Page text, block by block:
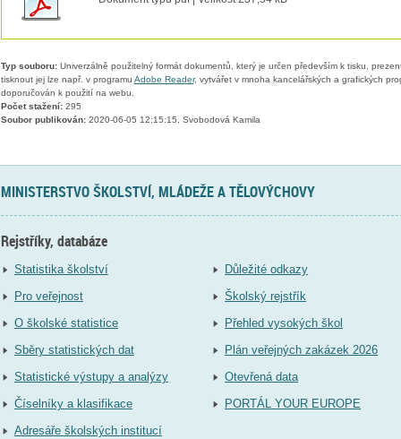
Typ souboru:Univerzálně použitelný formát dokumentů, který je určen především k tisku,
tisknout jej lze např. v programu Adobe Reader, vytvářet v mnoha kancelářských a grafických
doporučován k použití na webu.
Počet stažení:295
Soubor publikován:2020-06-05 12:15:15, Svobodová Kamila
MINISTERSTVO ŠKOLSTVÍ, MLÁDEŽE A TĚLOVÝCHOVY
Rejstříky, databáze
Statistika školství
Pro veřejnost
O školské statistice
Sběry statistických dat
Statistické výstupy a analýzy
Číselníky a klasifikace
Adresáře školských institucí
Důležité odkazy
Školský rejstřík
Přehled vysokých škol
Plán veřejných zakázek 2026
Otevřená data
PORTÁL YOUR EUROPE